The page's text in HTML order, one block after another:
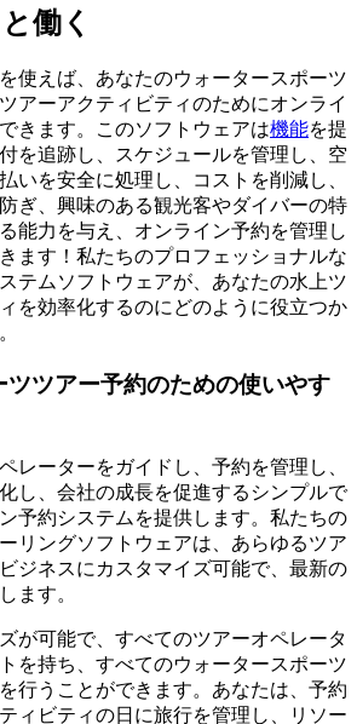
働く
使えば、あなたのウォータースポーツ
アーアクティビティのためにオンライ
きます。このソフトウェアは機能を提
を追跡し、スケジュールを管理し、空
いを安全に処理し、コストを削減し、
ぎ、興味のある観光客やダイバーの特
能力を与え、オンライン予約を管理し
ます！私たちのプロフェッショナルな
テムソフトウェアが、あなたの水上ツ
を効率化するのにどのように役立つか
ツツアー予約のための使いやす
レーターをガイドし、予約を管理し、
し、会社の成長を促進するシンプルで
予約システムを提供します。私たちの
リングソフトウェアは、あらゆるツア
ジネスにカスタマイズ可能で、最新の
ます。
が可能で、すべてのツアーオペレータ
を持ち、すべてのウォータースポーツ
行うことができます。あなたは、予約
ィビティの日に旅行を管理し、リソー